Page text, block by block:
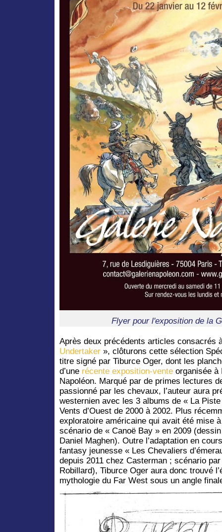
Flyer pour l'exposition de la
Après deux précédents articles consacrés
Undertaker », clôturons cette sélection
titre signé par Tiburce Oger, dont les
d’une récente exposition-vente organisée à
Napoléon. Marqué par de primes lectures
passionné par les chevaux, l’auteur aura
westernien avec les 3 albums de « La
Vents d’Ouest de 2000 à 2002. Plus
exploratoire américaine qui avait été mise
scénario de « Canoë Bay » en 2009
Daniel Maghen). Outre l’adaptation en
fantasy jeunesse « Les Chevaliers
depuis 2011 chez Casterman ; scénario
Robillard), Tiburce Oger aura donc trouvé
mythologie du Far West sous un angle